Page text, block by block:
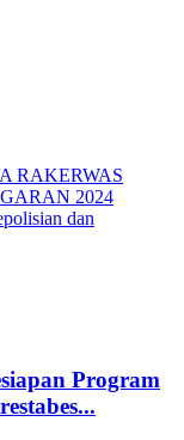
RAKERWAS
2024
dan
Program